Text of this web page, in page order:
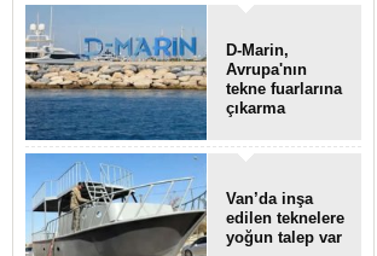
D-Marin,
Avrupa'nın
tekne fuarlarına
çıkarma
Van’da inşa
edilen teknelere
yoğun talep var